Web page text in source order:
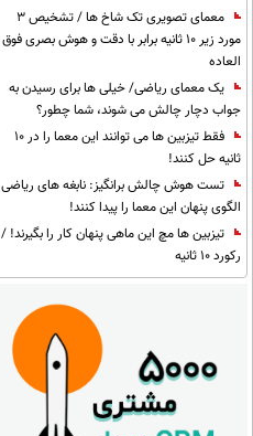
معمای تصویری تک شاخ ها / تشخیص 3
مورد زیر 10 ثانیه برابر با دقت و هوش بصری فوق
العاده
یک معمای ریاضی/ خیلی ها برای رسیدن به
جواب دچار چالش می شوند، شما چطور؟
فقط تیزبین ها می توانند این معما را در 10
ثانیه حل کنند!
تست هوش چالش برانگیز: نابغه های ریاضی
الگوی پنهان این معما را پیدا کنند!
تیزبین ها مچ این ماهی پنهان کار را بگیرند! /
رکورد 10 ثانیه